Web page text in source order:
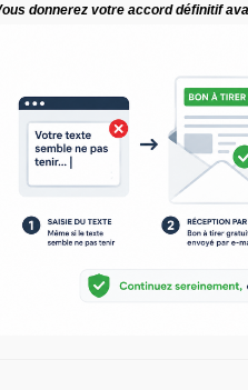
donnerez votre accord définitif